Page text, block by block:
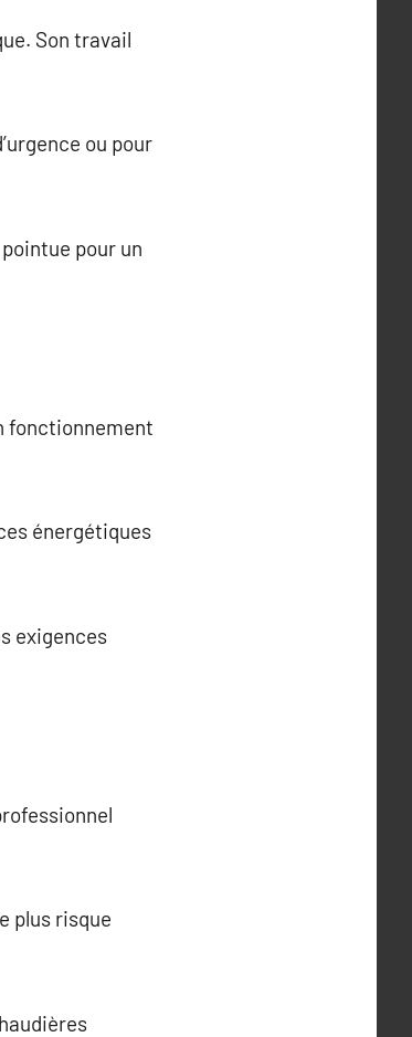
Son travail
ou pour
pour un
fonctionnement
énergétiques
exigences
plus risque